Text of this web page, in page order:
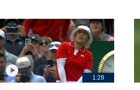
1:28